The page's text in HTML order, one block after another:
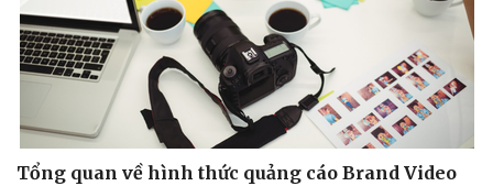
Tổng quan về hình thức quảng cáo Brand Video